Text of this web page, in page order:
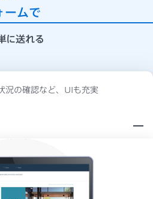
ームで
に送れる
況の確認など、UIも充実